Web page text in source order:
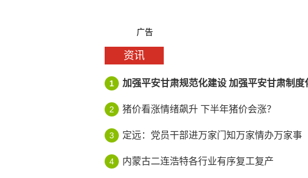
广告
资讯
1 加强平安甘肃规范化建设 加强平安甘肃制度
2 猪价看涨情绪飙升 下半年猪价会涨？
3 定远：党员干部进万家门知万家情办万家事
4 内蒙古二连浩特各行业有序复工复产